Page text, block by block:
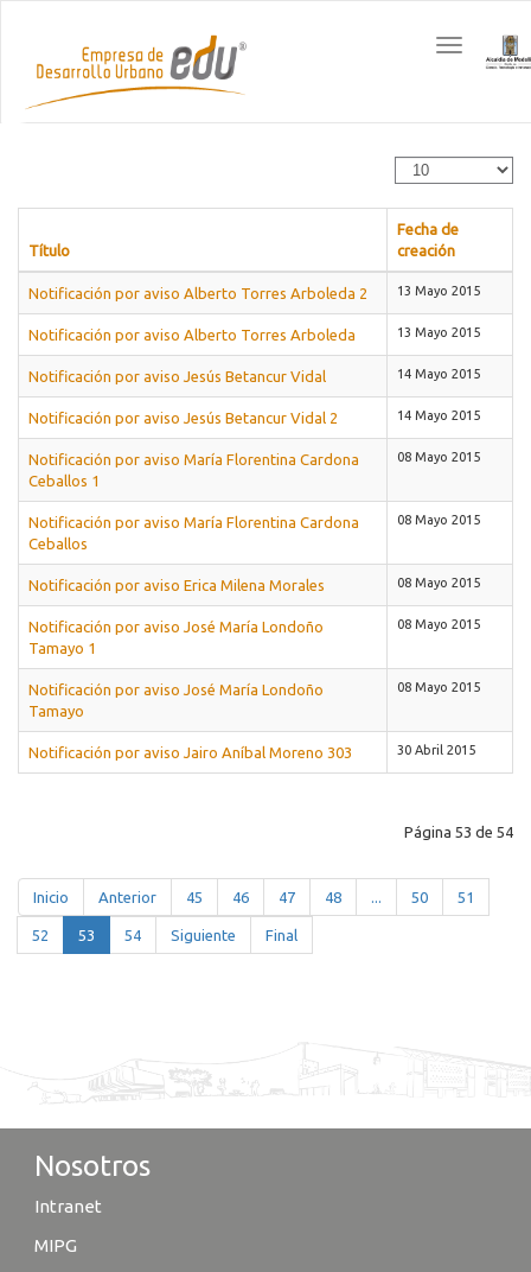
Toggle
navigation
Título
Fecha de
creación
Notificación por aviso Alberto Torres Arboleda 2 13 Mayo 2015
Notificación por aviso Alberto Torres Arboleda 13 Mayo 2015
Notificación por aviso Jesús Betancur Vidal 14 Mayo 2015
Notificación por aviso Jesús Betancur Vidal 2 14 Mayo 2015
Notificación por aviso María Florentina Cardona
Ceballos 1
08 Mayo 2015
Notificación por aviso María Florentina Cardona
Ceballos
08 Mayo 2015
Notificación por aviso Erica Milena Morales 08 Mayo 2015
Notificación por aviso José María Londoño
Tamayo 1
08 Mayo 2015
Notificación por aviso José María Londoño
Tamayo
08 Mayo 2015
Notificación por aviso Jairo Aníbal Moreno 303 30 Abril 2015
Página 53 de 54
Inicio Anterior 45 46 47 48 ... 50 51
52 53 54 Siguiente Final
Nosotros
Intranet
MIPG